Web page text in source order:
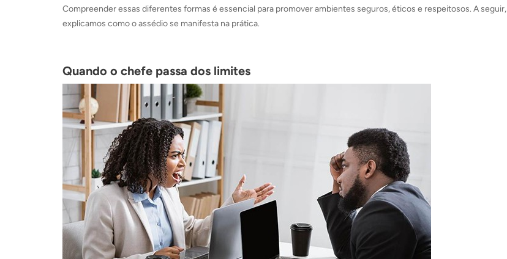
Compreender essas diferentes formas é essencial para promover ambientes seguros, éticos e respeitosos. A seguir,
explicamos como o assédio se manifesta na prática.
Quando o chefe passa dos limites